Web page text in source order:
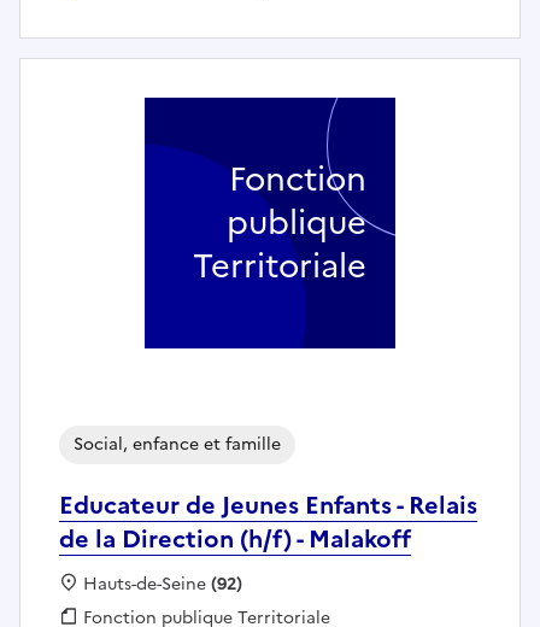
Educateur de Jeunes Enfants - Relais
de la Direction (h/f) - Malakoff
Social, enfance et famille
Localisation :
Hauts-de-Seine(92)
Fonction publique :
Fonction publique Territoriale
Fonction
publique
Territoriale